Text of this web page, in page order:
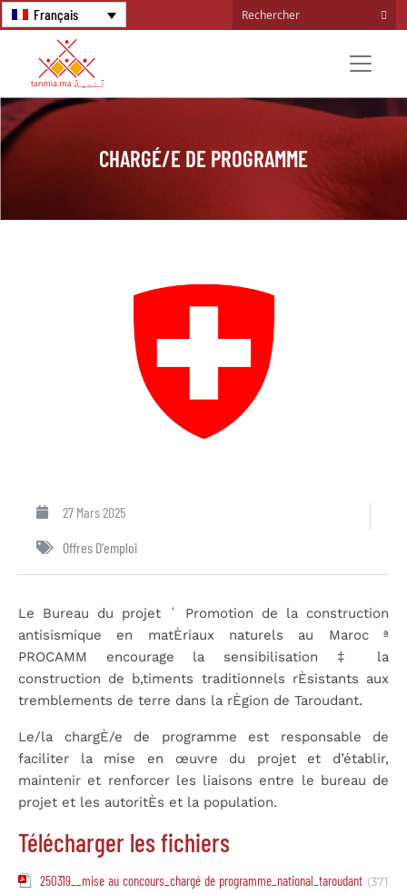
Français
CHARGÉ/E DE PROGRAMME
27 Mars 2025
Offres D'emploi
Le Bureau du projet ´ Promotion de la construction
antisismique en matÈriaux naturels au Maroc ª
PROCAMM encourage la sensibilisation ‡ la
construction de b‚timents traditionnels rÈsistants aux
tremblements de terre dans la rÈgion de Taroudant.
Le/la chargÈ/e de programme est responsable de
faciliter la mise en œuvre du projet et d’établir,
maintenir et renforcer les liaisons entre le bureau de
projet et les autoritÈs et la population.
Télécharger les fichiers
250319__mise au concours_chargé de programme_national_taroudant (371